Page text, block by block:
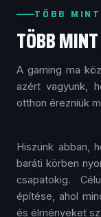
TÖBB
TÖBB
A gaming ma
azért vagyunk,
otthon érezniük
Hiszünk abban,
baráti körben
csapatokig.
építése, ahol
és élményeket